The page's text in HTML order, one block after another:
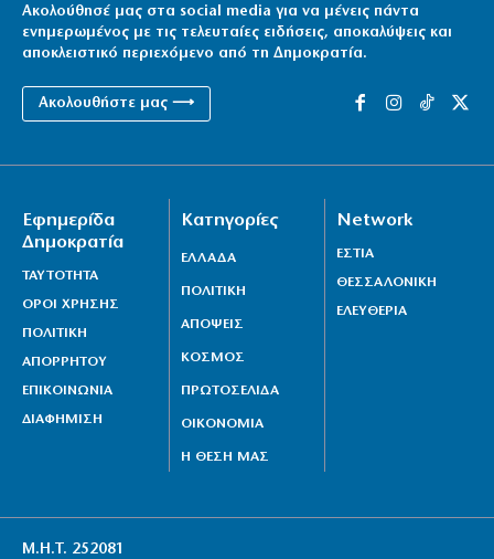
Ακολούθησέ μας στα social media για να μένεις πάντα
ενημερωμένος με τις τελευταίες ειδήσεις, αποκαλύψεις και
αποκλειστικό περιεχόμενο από τη Δημοκρατία.
Ακολουθήστε μας ⟶
Εφημερίδα
Δημοκρατία
ΤΑΥΤΟΤΗΤΑ
ΟΡΟΙ ΧΡΗΣΗΣ
ΠΟΛΙΤΙΚΗ
ΑΠΟΡΡΗΤΟΥ
ΕΠΙΚΟΙΝΩΝΙΑ
ΔΙΑΦΗΜΙΣΗ
Κατηγορίες
ΕΛΛΑΔΑ
ΠΟΛΙΤΙΚΗ
ΑΠΟΨΕΙΣ
ΚΟΣΜΟΣ
ΠΡΩΤΟΣΕΛΙΔΑ
ΟΙΚΟΝΟΜΙΑ
Η ΘΕΣΗ ΜΑΣ
Network
ΕΣΤΙΑ
ΘΕΣΣΑΛΟΝΙΚΗ
ΕΛΕΥΘΕΡΙΑ
Μ.Η.Τ. 252081